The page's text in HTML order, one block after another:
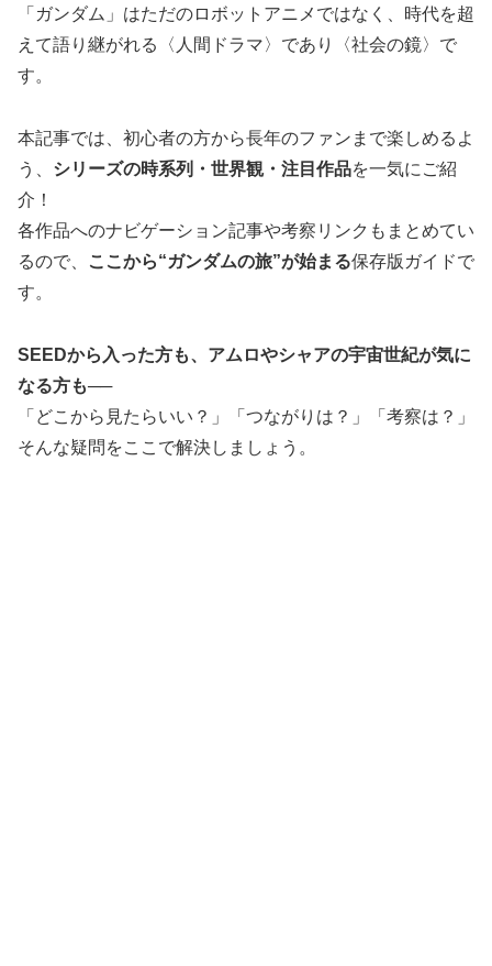
「ガンダム」はただのロボットアニメではなく、時代を超
えて語り継がれる〈人間ドラマ〉であり〈社会の鏡〉で
す。
本記事では、初心者の方から長年のファンまで楽しめるよ
う、 シリーズの時系列・世界観・注目作品を一気にご紹
介！
各作品へのナビゲーション記事や考察リンクもまとめてい
るので、
ここから“ガンダムの旅”が始まる保存版ガイドで
す。
SEEDから入った方も、アムロやシャアの宇宙世紀が気に
なる方も──
「どこから見たらいい？」「つながりは？」「考察は？」
そんな疑問をここで解決しましょう。